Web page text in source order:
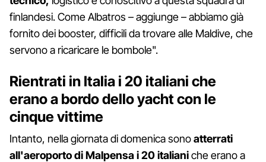
finlandesi. Come Albatros – aggiunge – abbiamo già
fornito dei booster, difficili da trovare alle Maldive, che
servono a ricaricare le bombole".
Rientrati in Italia i 20 italiani che
erano a bordo dello yacht con le
cinque vittime
Intanto, nella giornata di domenica sonoatterrati
all'aeroporto di Malpensa i 20 italianiche erano a